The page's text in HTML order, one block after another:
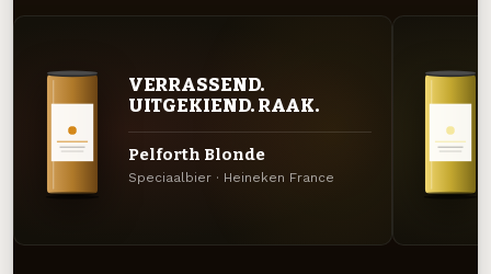
VERRASSEND.
UITGEKIEND. RAAK.
Pelforth Blonde
Speciaalbier · Heineken France